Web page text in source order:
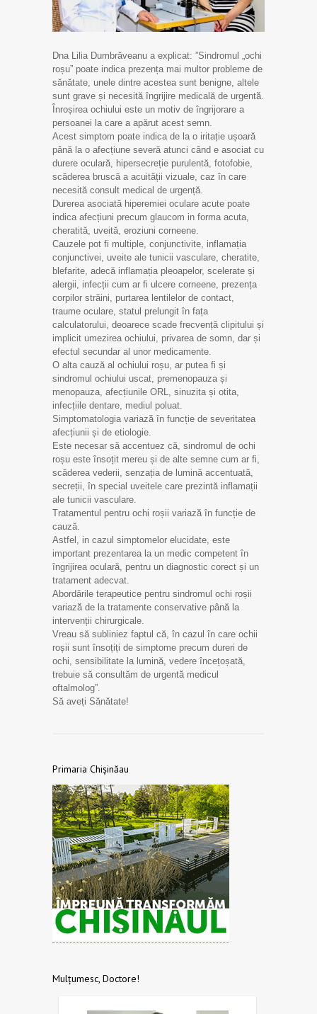
Dna Lilia Dumbrăveanu a explicat: ”Sindromul „ochi
roșu” poate indica prezența mai multor probleme de
sănătate, unele dintre acestea sunt benigne, altele
sunt grave și necesită îngrijire medicală de urgentă̆.
Înroșirea ochiului este un motiv de îngrijorare a
persoanei la care a apărut acest semn.
Acest simptom poate indica de la o iritație ușoară
până la o afecțiune severă atunci când e asociat cu
durere oculară, hipersecreție purulentă, fotofobie,
scăderea bruscă a acuității vizuale, caz în care
necesită consult medical de urgență.
Durerea asociată hiperemiei oculare acute poate
indica afecțiuni precum glaucom in forma acuta,
cheratită, uveită, eroziuni corneene.
Cauzele pot fi multiple, conjunctivite, inflamația
conjunctivei, uveite ale tunicii vasculare, cheratite,
blefarite, adecă inflamația pleoapelor, scelerate și
alergii, infecții cum ar fi ulcere corneene, prezența
corpilor străini, purtarea lentilelor de contact,
traume oculare, statul prelungit în fața
calculatorului, deoarece scade frecvență clipitului și
implicit umezirea ochiului, privarea de somn, dar și
efectul secundar al unor medicamente.
O alta cauză al ochiului roșu, ar putea fi și
sindromul ochiului uscat, premenopauza și
menopauza, afecțiunile ORL, sinuzita și otita,
infecțiile dentare, mediul poluat.
Simptomatologia variază̆ în funcție de severitatea
afecțiunii și de etiologie.
Este necesar să accentuez că, sindromul de ochi
roșu este însoțit mereu și de alte semne cum ar fi,
scăderea vederii, senzația de lumină accentuată,
secreții, în special uveitele care prezintă inflamații
ale tunicii vasculare.
Tratamentul pentru ochi roșii variază̆ în funcție de
cauză.
Astfel, in cazul simptomelor elucidate, este
important prezentarea la un medic competent în
îngrijirea oculară, pentru un diagnostic corect și un
tratament adecvat.
Abordările terapeutice pentru sindromul ochi roșii
variază̆ de la tratamente conservative până la
intervenții chirurgicale.
Vreau să subliniez faptul că, în cazul în care ochii
roșii sunt însoțiți de simptome precum dureri de
ochi, sensibilitate la lumină, vedere încețoșată,
trebuie să consultăm de urgentă̆ medicul
oftalmolog”.
Să aveți Sănătate!
Primaria Chișinăau
Mulțumesc, Doctore!